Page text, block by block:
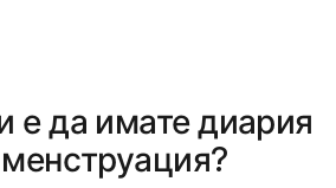
е да имате диария